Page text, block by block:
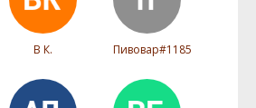
В К. Пивовар#1185